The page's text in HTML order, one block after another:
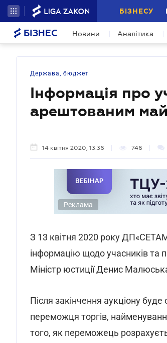
БІЗНЕСУ
БІЗНЕС Новини Аналітика
Держава, бюджет
Інформація про
арештованим
14 квітня 2020, 13:36 746
Реклама
З 13 квітня 2020 року
інформацію щодо учасників
Міністр юстиції Денис
Після закінчення аукціону
переможця торгів,
того, як переможець